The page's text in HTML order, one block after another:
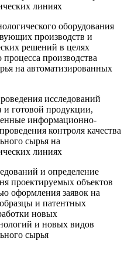
линиях
оборудования
производств и
решений в целях
производства
на автоматизированных
исследований
и готовой продукции,
информационно-
контроля качества
сырья на
линиях
и определение
проектируемых объектов
оформления заявок на
и патентных
новых
и новых видов
сырья